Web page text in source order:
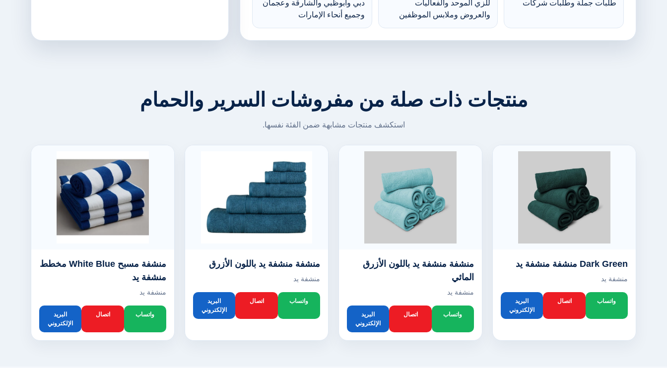
طلبات جملة وطلبات شركات
للزي الموحد والفعاليات
والعروض وملابس الموظفين
دبي وأبوظبي والشارقة وعجمان
وجميع أنحاء الإمارات
منتجات ذات صلة من مفروشات السرير والحمام
استكشف منتجات مشابهة ضمن الفئة نفسها.
Dark Green منشفة منشفة يد
منشفة يد
واتساب اتصال
البريد
الإلكتروني
منشفة منشفة يد باللون الأزرق
المائي
منشفة يد
واتساب اتصال
البريد
الإلكتروني
منشفة منشفة يد باللون الأزرق
منشفة يد
واتساب اتصال
البريد
الإلكتروني
منشفة مسبح White Blue مخطط
منشفة يد
منشفة يد
واتساب اتصال
البريد
الإلكتروني